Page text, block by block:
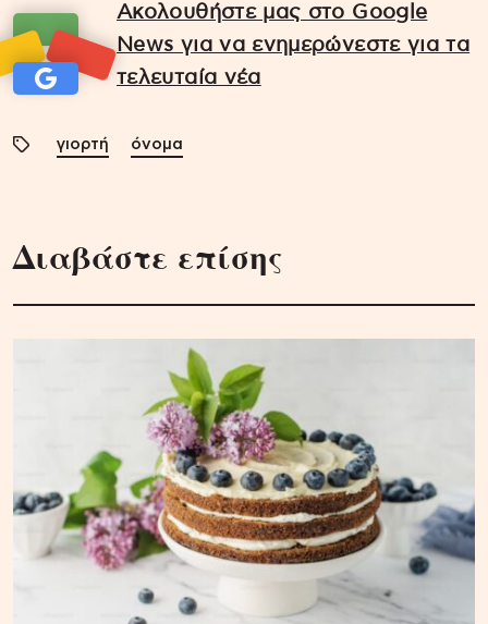
Ακολουθήστε μας στο Google
News για να ενημερώνεστε για τα
τελευταία νέα
γιορτή όνομα
Διαβάστε επίσης